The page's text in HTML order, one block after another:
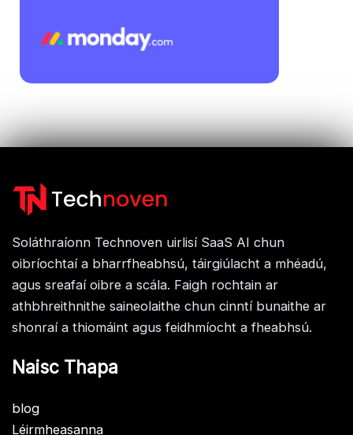
Soláthraíonn Technoven uirlisí SaaS AI chun
oibríochtaí a bharrfheabhsú, táirgiúlacht a mhéadú,
agus sreafaí oibre a scála. Faigh rochtain ar
athbhreithnithe saineolaithe chun cinntí bunaithe ar
shonraí a thiomáint agus feidhmíocht a fheabhsú.
Naisc Thapa
blog
Léirmheasanna